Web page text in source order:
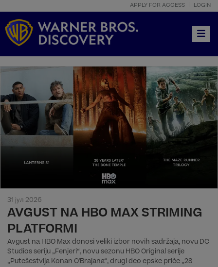
APPLY FOR ACCESS LOGIN
31 јул 2026
AVGUST NA HBO MAX STRIMING
PLATFORMI
Avgust na HBO Max donosi veliki izbor novih sadržaja, novu DC
Studios seriju „Fenjeri“, novu sezonu HBO Original serije
„Putešestvija Konan O'Brajana“, drugi deo epske priče „28